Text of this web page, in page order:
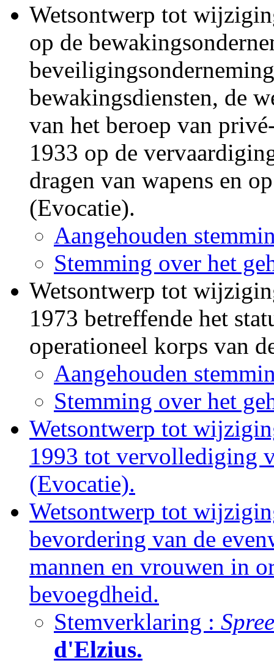
Wetsontwerp tot
op de
bewakingsdiensten, de
van het beroep van
1933 op de
dragen van wapens en
(Evocatie).
Aangehouden
Stemming over het
Wetsontwerp tot
1973 betreffende het
operationeel korps van
Aangehouden
Stemming over het
Wetsontwerp tot
1993 tot vervollediging
(Evocatie).
Wetsontwerp tot
bevordering van de
mannen en vrouwen in
bevoegdheid.
Stemverklaring :
d'Elzius.